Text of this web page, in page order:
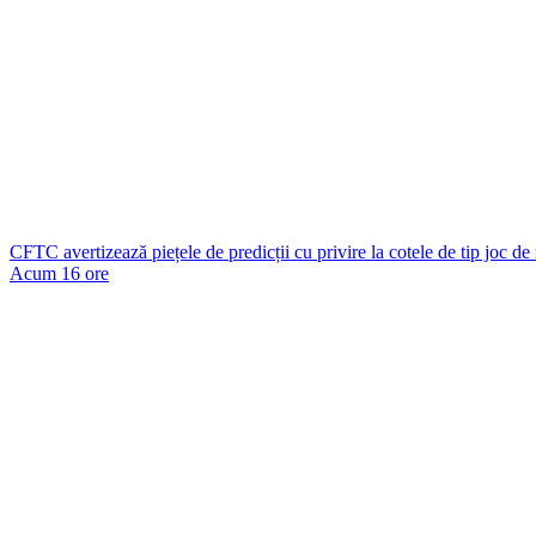
CFTC avertizează piețele de predicții cu privire la cotele de tip joc de
Acum 16 ore